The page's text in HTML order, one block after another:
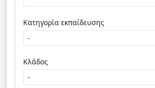
Κατηγορία εκπαίδευσης
Κλάδος